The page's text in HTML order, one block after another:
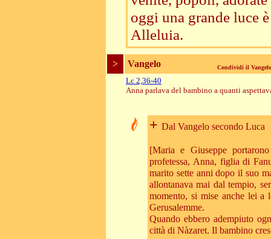
oggi una grande luce
Alleluia.
> Vangelo Condividi il
Lc 2,36-40
Anna parlava del bambino a quanti
+ Dal Vangelo secondo Luca
[Maria e Giuseppe
profetessa, Anna, figlia di
marito sette anni dopo il suo
allontanava mai dal tempio,
momento, si mise anche lei a
Gerusalemme.
Quando ebbero adempiuto
città di Nàzaret. Il bambino